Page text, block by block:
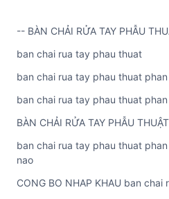
-- BÀN CHẢI RỬA TAY PHẪU
ban chai rua tay phau thuat
ban chai rua tay phau thuat
ban chai rua tay phau thuat
BÀN CHẢI RỬA TAY PHẪU
ban chai rua tay phau thuat
nao
CONG BO NHAP KHAU ban